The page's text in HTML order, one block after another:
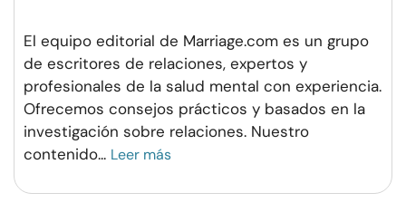
El equipo editorial de Marriage.com es un grupo
de escritores de relaciones, expertos y
profesionales de la salud mental con experiencia.
Ofrecemos consejos prácticos y basados en la
investigación sobre relaciones. Nuestro
contenido... Leer más